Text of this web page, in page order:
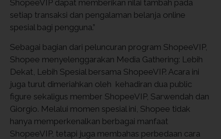
ShopeeVIP dapat memberikan nilai tambah pada
setiap transaksi dan pengalaman belanja online
spesial bagi pengguna.”
Sebagai bagian dari peluncuran program ShopeeVIP,
Shopee menyelenggarakan Media Gathering: Lebih
Dekat, Lebih Spesial bersama ShopeeVIP. Acara ini
juga turut dimeriahkan oleh kehadiran dua public
figure sekaligus member ShopeeVIP, Sarwendah dan
Giorgio. Melalui momen spesial ini, Shopee tidak
hanya memperkenalkan berbagai manfaat
ShopeeVIP, tetapi juga membahas perbedaan cara